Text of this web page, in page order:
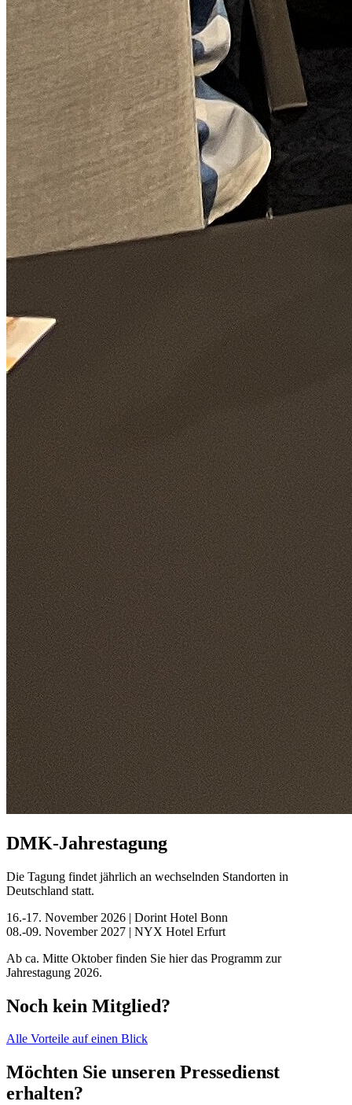
DMK-Jahrestagung
Die Tagung findet jährlich an wechselnden Standorten in
Deutschland statt.
16.-17. November 2026 | Dorint Hotel Bonn
08.-09. November 2027 | NYX Hotel Erfurt
Ab ca. Mitte Oktober finden Sie hier das Programm zur
Jahrestagung 2026.
Noch kein Mitglied?
Alle Vorteile auf einen Blick
Möchten Sie unseren Pressedienst
erhalten?